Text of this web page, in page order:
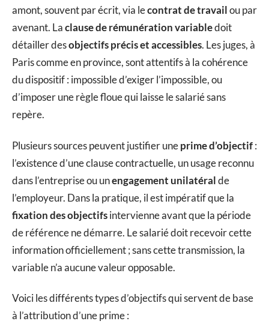
amont, souvent par écrit, via lecontrat de travailou par
avenant. Laclause de rémunération variabledoit
détailler desobjectifs précis et accessibles. Les juges, à
Paris comme en province, sont attentifs à la cohérence
du dispositif : impossible d’exiger l’impossible, ou
d’imposer une règle floue qui laisse le salarié sans
repère.
Plusieurs sources peuvent justifier uneprime d’objectif:
l’existence d’une clause contractuelle, un usage reconnu
dans l’entreprise ou unengagement unilatéralde
l’employeur. Dans la pratique, il est impératif que la
fixation des objectifsintervienne avant que la période
de référence ne démarre. Le salarié doit recevoir cette
information officiellement ; sans cette transmission, la
variable n’a aucune valeur opposable.
Voici les différents types d’objectifs qui servent de base
à l’attribution d’une prime :